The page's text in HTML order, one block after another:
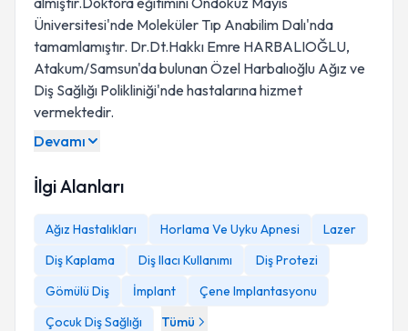
Üniversitesi'nde Moleküler Tıp Anabilim Dalı'nda
tamamlamıştır. Dr.Dt.Hakkı Emre HARBALIOĞLU,
Atakum/Samsun'da bulunan Özel Harbalıoğlu Ağız ve
Diş Sağlığı Polikliniği'nde hastalarına hizmet
vermektedir.
Devamı
İlgi Alanları
Ağız Hastalıkları Horlama Ve Uyku Apnesi
Lazer
Diş Kaplama
Diş Ilacı Kullanımı
Diş Protezi
Gömülü Diş
İmplant
Çene Implantasyonu
Çocuk Diş Sağlığı
Tümü